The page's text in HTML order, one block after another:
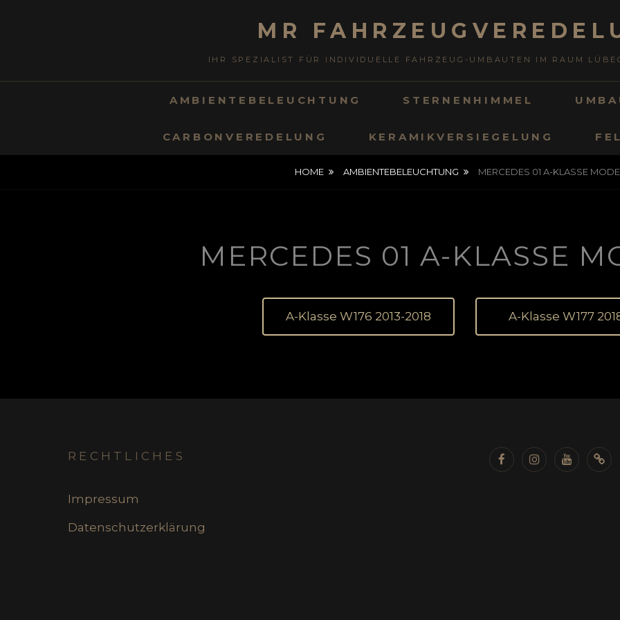
MR
IHR SPEZIALIST FÜR INDIVIDUELLE FAHRZEUG-UMBAUTEN IM RAUM
AMBIENTEBELEUCHTUNG STERNENHIMMEL
CARBONVEREDELUNG KERAMIKVERSIEGELUNG
HOME AMBIENTEBELEUCHTUNG MERCEDES 01 A-KLASSE
MERCEDES 01 A-KLASSE
A-Klasse W176 2013-2018 A-Klasse W177
RECHTLICHES
Impressum
Datenschutzerklärung